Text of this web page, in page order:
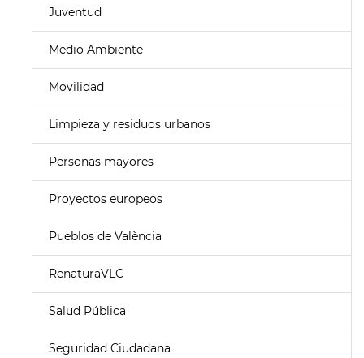
Juventud
Medio Ambiente
Movilidad
Limpieza y residuos urbanos
Personas mayores
Proyectos europeos
Pueblos de València
RenaturaVLC
Salud Pública
Seguridad Ciudadana